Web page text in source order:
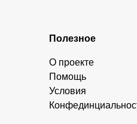
Полезное
О проекте
Помощь
Условия